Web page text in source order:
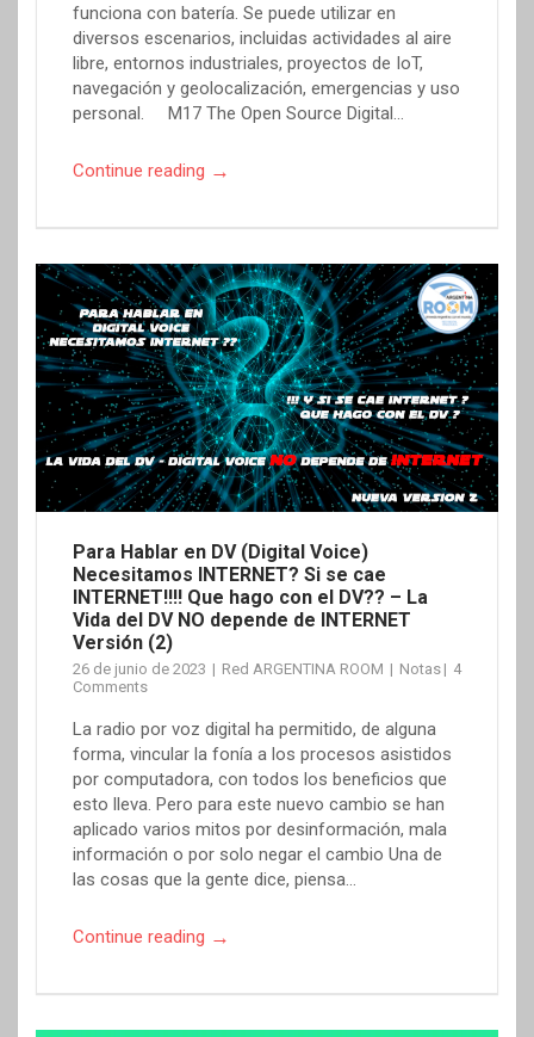
funciona con batería. Se puede utilizar en
diversos escenarios, incluidas actividades al aire
libre, entornos industriales, proyectos de IoT,
navegación y geolocalización, emergencias y uso
personal. M17 The Open Source Digital…
Continue reading →
Para Hablar en DV (Digital Voice)
Necesitamos INTERNET? Si se cae
INTERNET!!!! Que hago con el DV?? – La
Vida del DV NO depende de INTERNET
Versión (2)
26 de junio de 2023 Red ARGENTINA ROOM Notas
4
Comments
La radio por voz digital ha permitido, de alguna
forma, vincular la fonía a los procesos asistidos
por computadora, con todos los beneficios que
esto lleva. Pero para este nuevo cambio se han
aplicado varios mitos por desinformación, mala
información o por solo negar el cambio Una de
las cosas que la gente dice, piensa…
Continue reading →